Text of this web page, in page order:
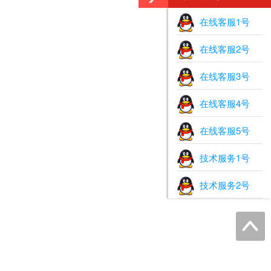
在线客服1号
在线客服2号
在线客服3号
在线客服4号
在线客服5号
技术服务1号
技术服务2号